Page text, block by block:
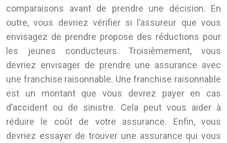
comparaisons avant de prendre une décision. En
outre, vous devriez vérifier si l’assureur que vous
envisagez de prendre propose des réductions pour
les jeunes conducteurs. Troisièmement, vous
devriez envisager de prendre une assurance avec
une franchise raisonnable. Une franchise raisonnable
est un montant que vous devrez payer en cas
d’accident ou de sinistre. Cela peut vous aider à
réduire le coût de votre assurance. Enfin, vous
devriez essayer de trouver une assurance qui vous